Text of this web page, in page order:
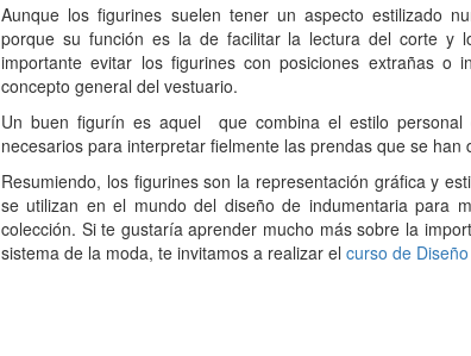
Aunque los figurines suelen tener un aspecto estilizado
porque su función es la de facilitar la lectura del corte y
importante evitar los figurines con posiciones extrañas o
concepto general del vestuario.
Un buen figurín es aquel que combina el estilo
necesarios para interpretar fielmente las prendas que se han
Resumiendo, los figurines son la representación gráfica y
se utilizan en el mundo del diseño de indumentaria para
colección. Si te gustaría aprender mucho más sobre la
sistema de la moda, te invitamos a realizar el curso de